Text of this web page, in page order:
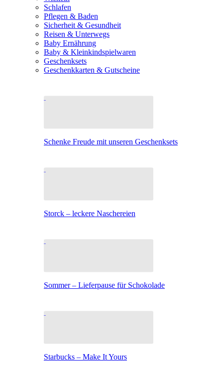
Schlafen
Pflegen & Baden
Sicherheit & Gesundheit
Reisen & Unterwegs
Baby Ernährung
Baby & Kleinkindspielwaren
Geschenksets
Geschenkkarten & Gutscheine
Schenke Freude mit unseren Geschenksets
Storck – leckere Naschereien
Sommer – Lieferpause für Schokolade
Starbucks – Make It Yours